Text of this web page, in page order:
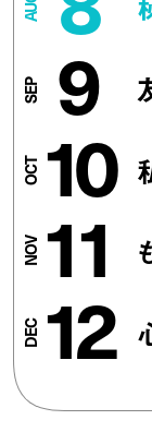
9
10
11
12